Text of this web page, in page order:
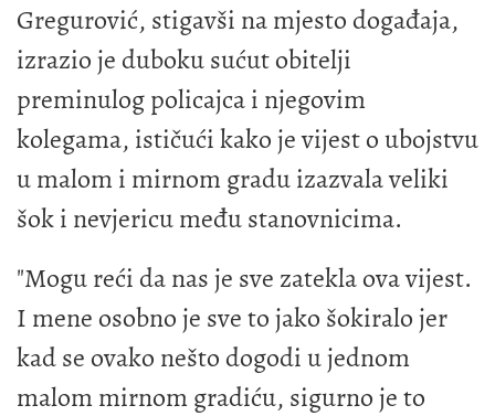
Gregurović, stigavši na mjesto događaja,
izrazio je duboku sućut obitelji
preminulog policajca i njegovim
kolegama, ističući kako je vijest o ubojstvu
u malom i mirnom gradu izazvala veliki
šok i nevjericu među stanovnicima.
"Mogu reći da nas je sve zatekla ova vijest.
I mene osobno je sve to jako šokiralo jer
kad se ovako nešto dogodi u jednom
malom mirnom gradiću, sigurno je to